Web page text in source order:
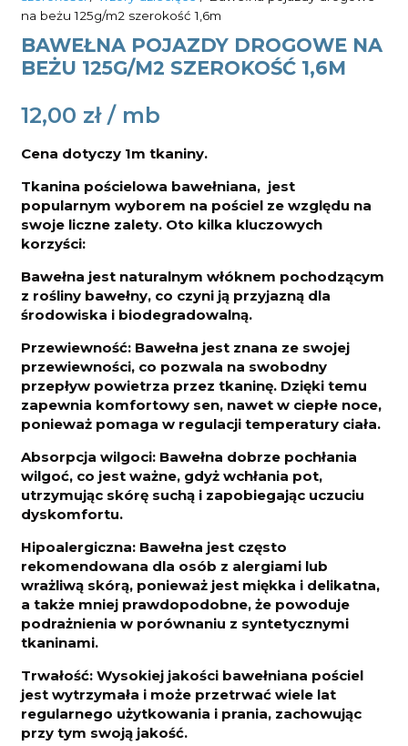
na beżu 125g/m2 szerokość 1,6m
BAWEŁNA POJAZDY DROGOWE NA
BEŻU 125G/M2 SZEROKOŚĆ 1,6M
12,00 zł
Cena dotyczy 1m tkaniny.
Tkanina pościelowa bawełniana, jest
popularnym wyborem na pościel ze względu na
swoje liczne zalety. Oto kilka kluczowych
korzyści:
Bawełna jest naturalnym włóknem pochodzącym
z rośliny bawełny, co czyni ją przyjazną dla
środowiska i biodegradowalną.
Przewiewność: Bawełna jest znana ze swojej
przewiewności, co pozwala na swobodny
przepływ powietrza przez tkaninę. Dzięki temu
zapewnia komfortowy sen, nawet w ciepłe noce,
ponieważ pomaga w regulacji temperatury ciała.
Absorpcja wilgoci: Bawełna dobrze pochłania
wilgoć, co jest ważne, gdyż wchłania pot,
utrzymując skórę suchą i zapobiegając uczuciu
dyskomfortu.
Hipoalergiczna: Bawełna jest często
rekomendowana dla osób z alergiami lub
wrażliwą skórą, ponieważ jest miękka i delikatna,
a także mniej prawdopodobne, że powoduje
podrażnienia w porównaniu z syntetycznymi
tkaninami.
Trwałość: Wysokiej jakości bawełniana pościel
jest wytrzymała i może przetrwać wiele lat
regularnego użytkowania i prania, zachowując
przy tym swoją jakość.